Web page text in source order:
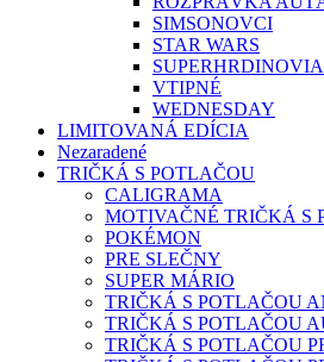
SIMSONOVCI
STAR WARS
SUPERHRDINOVIA
VTIPNÉ
WEDNESDAY
LIMITOVANÁ EDÍCIA
Nezaradené
TRIČKÁ S POTLAČOU
CALIGRAMA
MOTIVAČNÉ TRIČKÁ S
POKÉMON
PRE SLEČNY
SUPER MÁRIO
TRIČKÁ S POTLAČOU
TRIČKÁ S POTLAČOU
TRIČKÁ S POTLAČOU